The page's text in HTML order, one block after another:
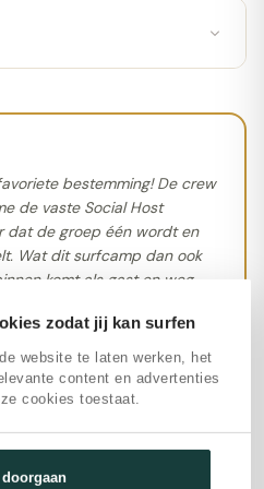
zodat jij kan surfen
website te laten werken, het
content en advertenties
cookies toestaat.
bestemming! De crew
de vaste Social Host
dat de groep één wordt en
Wat dit surfcamp dan ook
komt als gast en weg
als de Surf Travel Expert van
ISA gecertificeerd